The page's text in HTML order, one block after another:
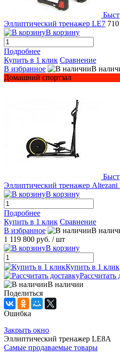
Эллиптический тренажер LE7
В корзину
Подробнее
Купить в 1 клик Сравнение
В избранное
В
Домашний спортзал
Эллиптический тренажер Altezani
В корзину
Подробнее
Купить в 1 клик Сравнение
В избранное
В
1 119 800 руб. / шт
В корзину
Купить в 1 клик
Рассчитать
В наличии
Поделиться
Ошибка
Закрыть окно
Эллиптический тренажер LE8A
Самые продаваемые товары